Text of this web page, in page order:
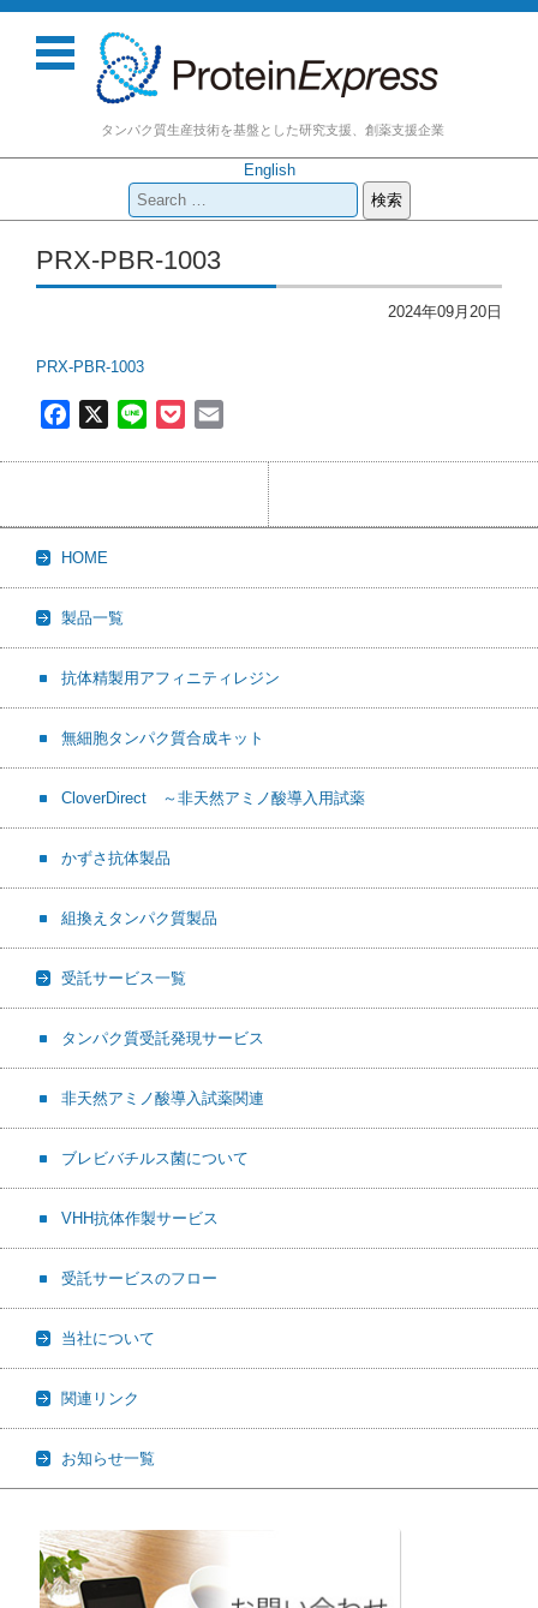
タンパク質生産技術を基盤とした研究支援、創薬支援企業
English
検
索:
コンテンツに移動
PRX-PBR-1003
2024年09月20日
PRX-PBR-1003
b
o
o
k
e
l
HOME
製品一覧
抗体精製用アフィニティレジン
無細胞タンパク質合成キット
CloverDirect ～非天然アミノ酸導入用試薬
かずさ抗体製品
組換えタンパク質製品
受託サービス一覧
タンパク質受託発現サービス
非天然アミノ酸導入試薬関連
ブレビバチルス菌について
VHH抗体作製サービス
受託サービスのフロー
当社について
関連リンク
お知らせ一覧